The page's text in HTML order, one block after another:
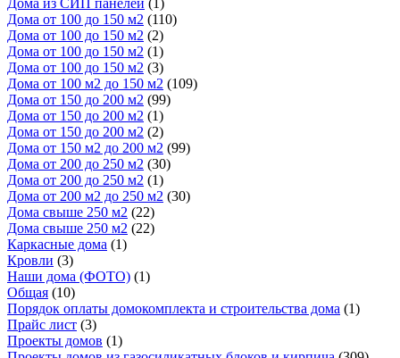
Дома от 100 до 150 м2 (110)
Дома от 100 до 150 м2 (2)
Дома от 100 до 150 м2 (1)
Дома от 100 до 150 м2 (3)
Дома от 100 м2 до 150 м2 (109)
Дома от 150 до 200 м2 (99)
Дома от 150 до 200 м2 (1)
Дома от 150 до 200 м2 (2)
Дома от 150 м2 до 200 м2 (99)
Дома от 200 до 250 м2 (30)
Дома от 200 до 250 м2 (1)
Дома от 200 м2 до 250 м2 (30)
Дома свыше 250 м2 (22)
Дома свыше 250 м2 (22)
Каркасные дома (1)
Кровли (3)
Наши дома (ФОТО) (1)
Общая (10)
Порядок оплаты домокомплекта и строительства дома (1)
Прайс лист (3)
Проекты домов (1)